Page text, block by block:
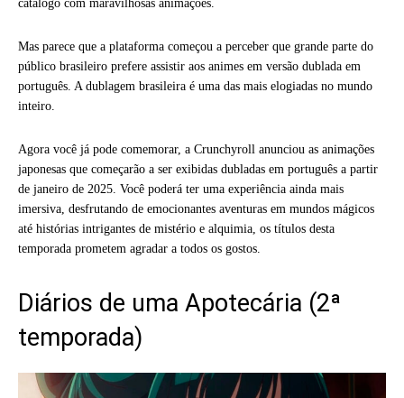
catálogo com maravilhosas animações.
Mas parece que a plataforma começou a perceber que grande parte do
público brasileiro prefere assistir aos animes em versão dublada em
português. A dublagem brasileira é uma das mais elogiadas no mundo
inteiro.
Agora você já pode comemorar, a Crunchyroll anunciou as animações
japonesas que começarão a ser exibidas dubladas em português a partir
de janeiro de 2025. Você poderá ter uma experiência ainda mais
imersiva, desfrutando de emocionantes aventuras em mundos mágicos
até histórias intrigantes de mistério e alquimia, os títulos desta
temporada prometem agradar a todos os gostos.
Diários de uma Apotecária (2ª
temporada)